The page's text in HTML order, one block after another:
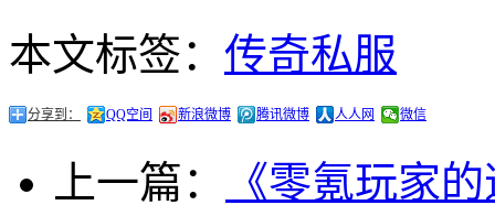
本文标签： 传奇私服
分享到： QQ空间 新浪微博 腾讯微博 人人网 微信
上一篇：
《零氪玩家